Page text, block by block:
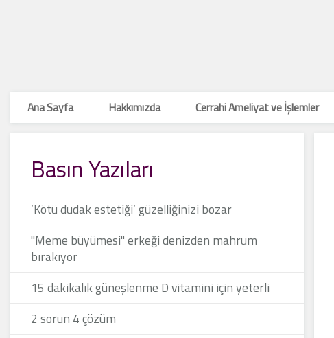
Ana Sayfa
Hakkımızda Cerrahi Ameliyat ve İşlemler
Basın Yazıları
’Kötü dudak estetiği’ güzelliğinizi bozar
"Meme büyümesi" erkeği denizden mahrum
bırakıyor
15 dakikalık güneşlenme D vitamini için yeterli
2 sorun 4 çözüm